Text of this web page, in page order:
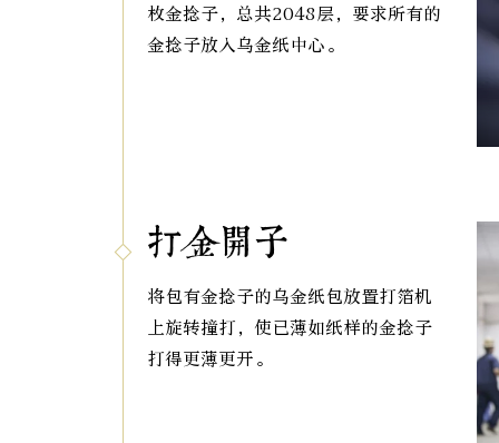
枚金捻子，总共2048层，要求所有的
金捻子放入乌金纸中心。
打金开子
将包有金捻子的乌金纸包放置打箔机
上旋转撞打，使已薄如纸样的金捻子
打得更薄更开。